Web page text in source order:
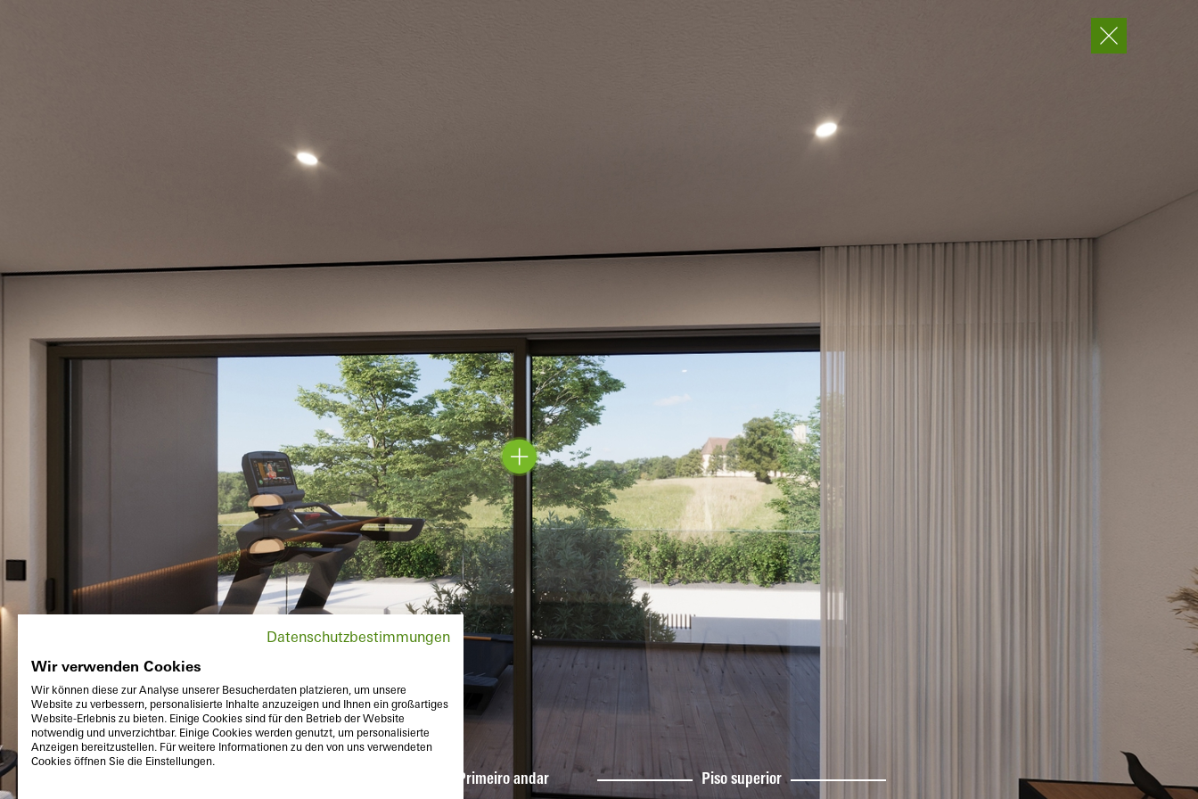
Primeiro andar Piso superior
Datenschutzbestimmungen
Wir verwenden Cookies
Wir können diese zur Analyse unserer Besucherdaten platzieren, um unsere
Website zu verbessern, personalisierte Inhalte anzuzeigen und Ihnen ein großartiges
Website-Erlebnis zu bieten. Einige Cookies sind für den Betrieb der Website
notwendig und unverzichtbar. Einige Cookies werden genutzt, um personalisierte
Anzeigen bereitzustellen. Für weitere Informationen zu den von uns verwendeten
Cookies öffnen Sie die Einstellungen.